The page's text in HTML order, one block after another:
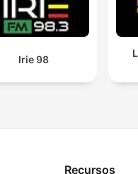
Irie 98
Recursos